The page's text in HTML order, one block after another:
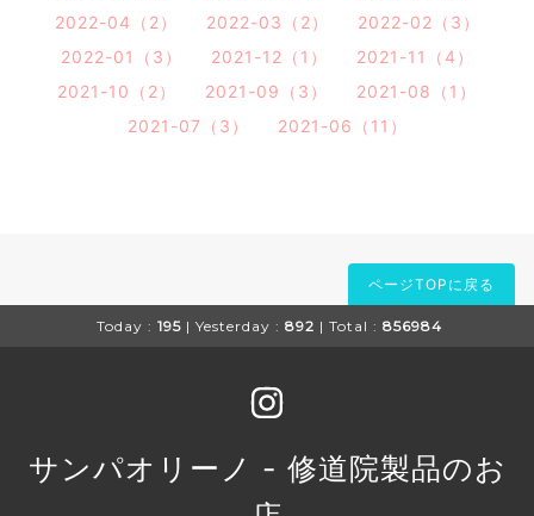
2022-04（2）
2022-03（2）
2022-02（3）
2022-01（3）
2021-12（1）
2021-11（4）
2021-10（2）
2021-09（3）
2021-08（1）
2021-07（3）
2021-06（11）
ページTOPに戻る
Today : 195 | Yesterday : 892 | Total : 856984
サンパオリーノ - 修道院製品のお